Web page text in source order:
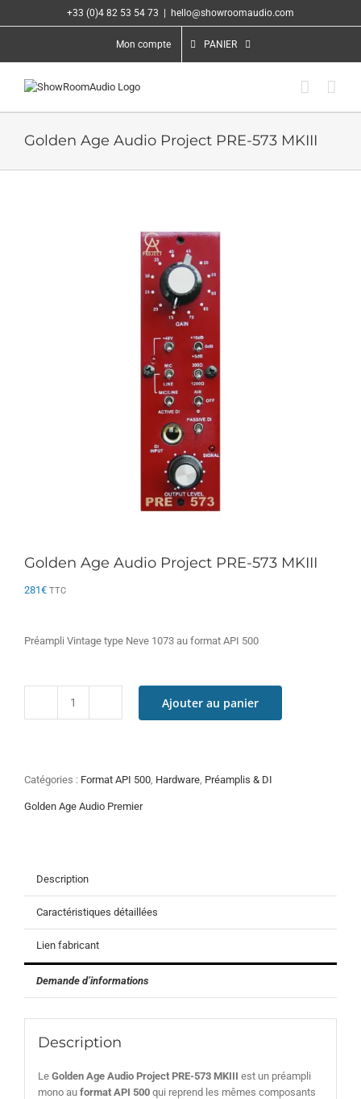
au
+33 (0)4 82 53 54 73 hello@showroomaudio.com
Mon compte PANIER
Golden Age Audio Project PRE-573 MKIII
Golden Age Audio Project PRE-573 MKIII
281€ TTC
Préampli Vintage type Neve 1073 au format API 500
quantité
Audio
PRE-
Ajouter au panier
Catégories : Format API 500, Hardware, Préamplis & DI
Golden Age Audio Premier
Description
Caractéristiques détaillées
Lien fabricant
Demande d’informations
Description
Le Golden Age Audio Project PRE-573 MKIII est un préampli
mono au format API 500qui reprend les mêmes composants